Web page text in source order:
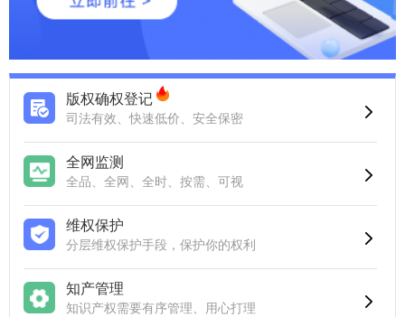
版权确权登记
司法有效、快速低价、安全保密
全网监测
全品、全网、全时、按需、可视
维权保护
分层维权保护手段，保护你的权利
知产管理
知识产权需要有序管理、用心打理